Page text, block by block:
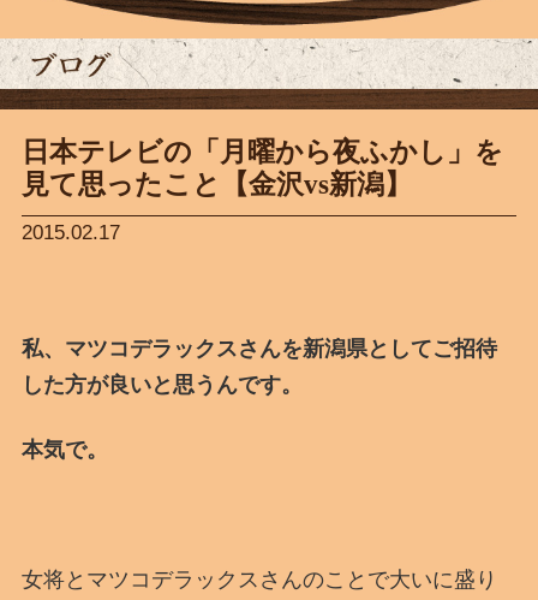
日本テレビの「月曜から夜ふかし」を
見て思ったこと【金沢vs新潟】
2015.02.17
私、マツコデラックスさんを新潟県としてご招待
した方が良いと思うんです。
本気で。
女将とマツコデラックスさんのことで大いに盛り